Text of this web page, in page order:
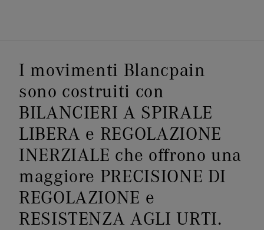
I movimenti Blancpain
sono costruiti con
BILANCIERI A SPIRALE
LIBERA e REGOLAZIONE
INERZIALE che offrono una
maggiore PRECISIONE DI
REGOLAZIONE e
RESISTENZA AGLI URTI.